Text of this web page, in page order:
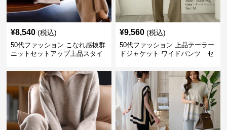
¥8,540 (税込)
50代ファッション こなれ感抜群
ニットセットアップ上品スタイ
¥9,560 (税込)
50代ファッション 上品テーラー
ドジャケット ワイドパンツ セ